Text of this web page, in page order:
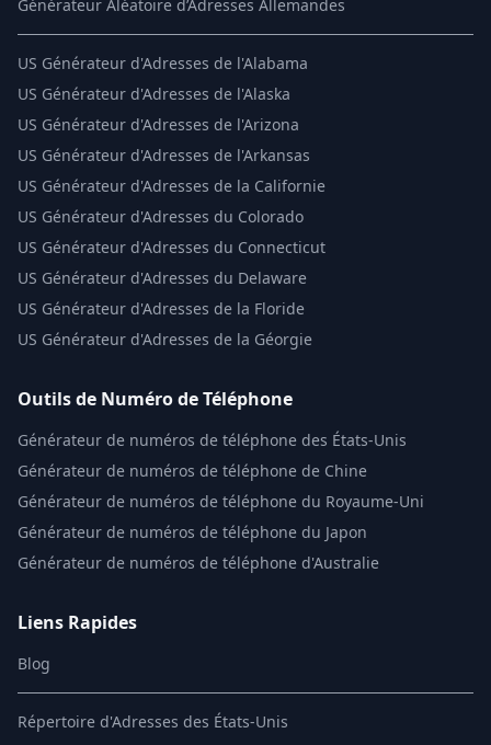
Générateur Aléatoire d’Adresses Allemandes
US Générateur d'Adresses de l'Alabama
US Générateur d'Adresses de l'Alaska
US Générateur d'Adresses de l'Arizona
US Générateur d'Adresses de l'Arkansas
US Générateur d'Adresses de la Californie
US Générateur d'Adresses du Colorado
US Générateur d'Adresses du Connecticut
US Générateur d'Adresses du Delaware
US Générateur d'Adresses de la Floride
US Générateur d'Adresses de la Géorgie
Outils de Numéro de Téléphone
Générateur de numéros de téléphone des États-Unis
Générateur de numéros de téléphone de Chine
Générateur de numéros de téléphone du Royaume-Uni
Générateur de numéros de téléphone du Japon
Générateur de numéros de téléphone d'Australie
Liens Rapides
Blog
Répertoire d'Adresses des États-Unis